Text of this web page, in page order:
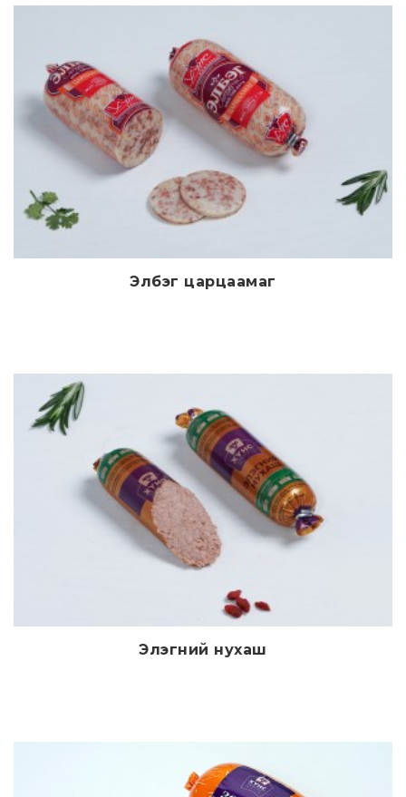
ДэлгэрэнгүйЭлбэг царцаамаг
ДэлгэрэнгүйЭлэгний нухаш